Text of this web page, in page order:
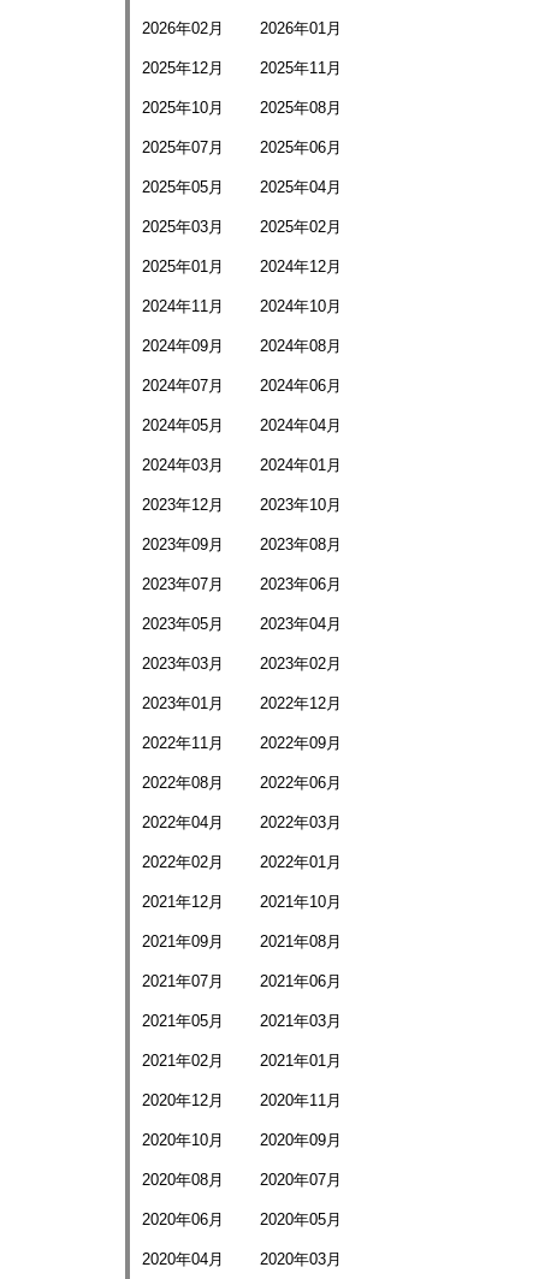
2026年02月 2026年01月
2025年12月 2025年11月
2025年10月 2025年08月
2025年07月 2025年06月
2025年05月 2025年04月
2025年03月 2025年02月
2025年01月 2024年12月
2024年11月 2024年10月
2024年09月 2024年08月
2024年07月 2024年06月
2024年05月 2024年04月
2024年03月 2024年01月
2023年12月 2023年10月
2023年09月 2023年08月
2023年07月 2023年06月
2023年05月 2023年04月
2023年03月 2023年02月
2023年01月 2022年12月
2022年11月 2022年09月
2022年08月 2022年06月
2022年04月 2022年03月
2022年02月 2022年01月
2021年12月 2021年10月
2021年09月 2021年08月
2021年07月 2021年06月
2021年05月 2021年03月
2021年02月 2021年01月
2020年12月 2020年11月
2020年10月 2020年09月
2020年08月 2020年07月
2020年06月 2020年05月
2020年04月 2020年03月